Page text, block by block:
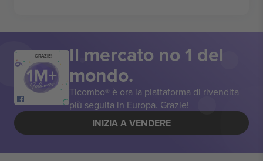
GRAZIE! Il mercato no 1 del
mondo.
Ticombo® è ora la piattaforma di rivendita
più seguita in Europa. Grazie!
INIZIA A VENDERE